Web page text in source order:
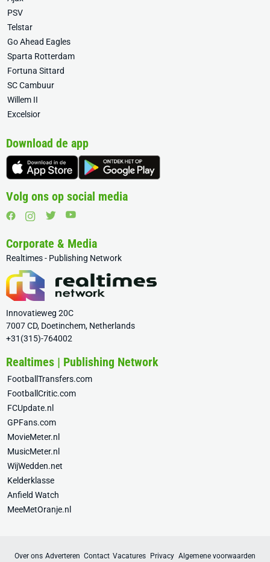
PSV
Telstar
Go Ahead Eagles
Sparta Rotterdam
Fortuna Sittard
SC Cambuur
Willem II
Excelsior
Download de app
Volg ons op social media
Corporate & Media
Realtimes - Publishing Network
Innovatieweg 20C
7007 CD, Doetinchem, Netherlands
+31(315)-764002
Realtimes | Publishing Network
FootballTransfers.com
FootballCritic.com
FCUpdate.nl
GPFans.com
MovieMeter.nl
MusicMeter.nl
WijWedden.net
Kelderklasse
Anfield Watch
MeeMetOranje.nl
Over ons Adverteren Contact Vacatures Privacy Algemene voorwaarden